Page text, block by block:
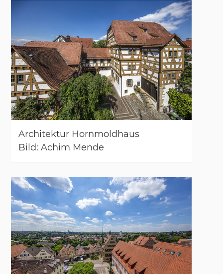
Ar­chi­tek­tur Horn­mold­haus
Bild: Achim Men­de